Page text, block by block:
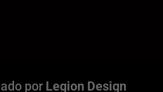
por Legion Design